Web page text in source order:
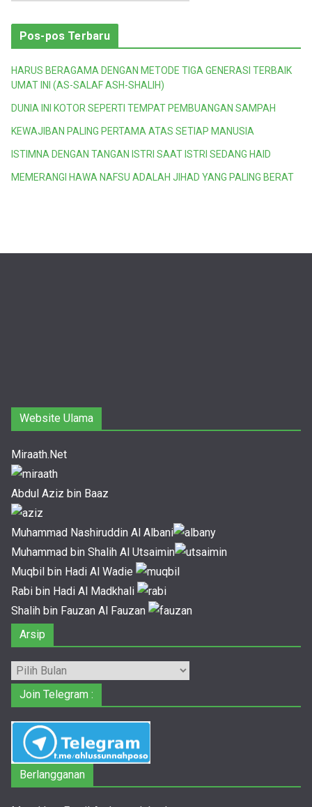
t
o
i
Pos-pos Terbaru
HARUS BERAGAMA DENGAN METODE TIGA GENERASI TERBAIK
UMAT INI (AS-SALAF ASH-SHALIH)
DUNIA INI KOTOR SEPERTI TEMPAT PEMBUANGAN SAMPAH
KEWAJIBAN PALING PERTAMA ATAS SETIAP MANUSIA
ISTIMNA DENGAN TANGAN ISTRI SAAT ISTRI SEDANG HAID
MEMERANGI HAWA NAFSU ADALAH JIHAD YANG PALING BERAT
Website Ulama
Miraath.Net
Abdul Aziz bin Baaz
Muhammad Nashiruddin Al Albani
Muhammad bin Shalih Al Utsaimin
Muqbil bin Hadi Al Wadie
Rabi bin Hadi Al Madkhali
Shalih bin Fauzan Al Fauzan
Arsip
Arsip
Join Telegram :
Berlangganan